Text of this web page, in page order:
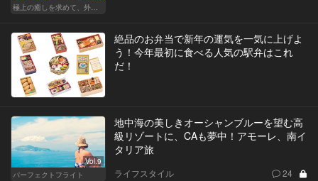
極上の癒しを求めて、外さない日本の名宿
絶品のお弁当で新年の運気を一気に上げよ
う！今年最初に食べる人気の駅弁はこれ
だ！
Vol.9
パーフェクトフライト
地中海の美しきオーシャンブルーを望む高
級リゾートに、CAも夢中！アモーレ、南イ
タリア旅
ライフスタイル 24